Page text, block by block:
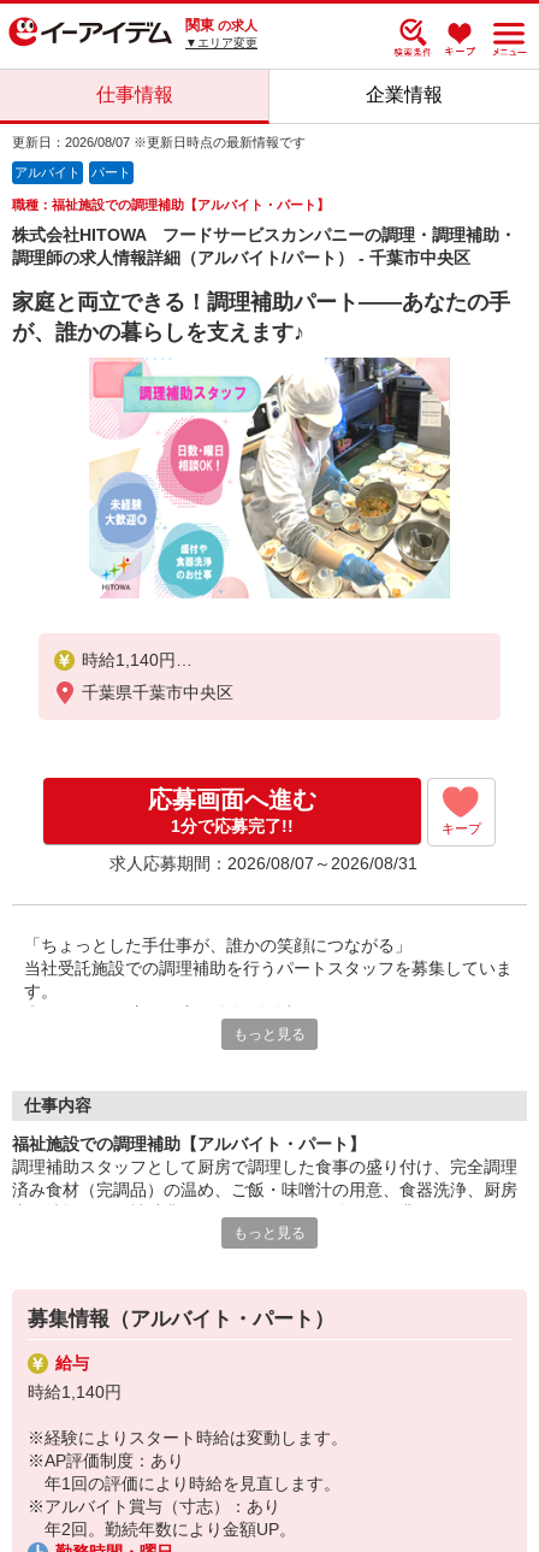
関東 の求人
▼エリア変更
仕事情報 企業情報
更新日：2026/08/07 ※更新日時点の最新情報です
アルバイト パート
職種：福祉施設での調理補助【アルバイト・パート】
株式会社HITOWA フードサービスカンパニーの調理・調理補助・
調理師の求人情報詳細（アルバイト/パート） - 千葉市中央区
家庭と両立できる！調理補助パート――あなたの手
が、誰かの暮らしを支えます♪
時給1,140円
※経験によりスタート時給は変動します。
※アルバイト賞与（寸志）：あり
年2回。勤続年数により金額UP。
千葉県千葉市中央区
応募画面へ進む
1分で応募完了!! キープ
求人応募期間：2026/08/07～2026/08/31
「ちょっとした手仕事が、誰かの笑顔につながる」
当社受託施設での調理補助を行うパートスタッフを募集していま
す。
ご家庭での経験を活かして、社会とつながりながら、無理なく働
盛付け・配膳・洗浄など、調理師のサポートが中心。
「ありがとう」の言葉が、毎日の励みに。誰かの暮らしを支え
る、
給食運営を行う業界大手。
地域に根ざしたサービスを展開し、安心・安全な食事づくりを支
えています。
もっと見る
仕事内容
福祉施設での調理補助【アルバイト・パート】
調理補助スタッフとして厨房で調理した食事の盛り付け、完全調理
済み食材（完調品）の温め、ご飯・味噌汁の用意、食器洗浄、厨房
は必要ありません。お仕事復帰の方や未経験スタートの方大歓迎で
もっと見る
募集情報（アルバイト・パート）
給与
時給1,140円
※経験によりスタート時給は変動します。
※AP評価制度：あり
年1回の評価により時給を見直します。
※アルバイト賞与（寸志）：あり
年2回。勤続年数により金額UP。